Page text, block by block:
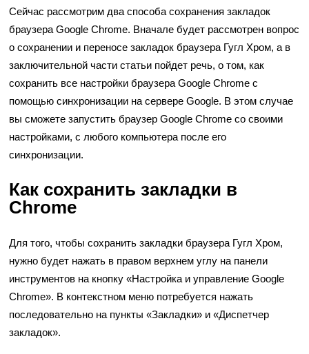
Сейчас рассмотрим два способа сохранения закладок
браузера Google Chrome. Вначале будет рассмотрен вопрос
о сохранении и переносе закладок браузера Гугл Хром, а в
заключительной части статьи пойдет речь, о том, как
сохранить все настройки браузера Google Chrome с
помощью синхронизации на сервере Google. В этом случае
вы сможете запустить браузер Google Chrome со своими
настройками, с любого компьютера после его
синхронизации.
Как сохранить закладки в
Chrome
Для того, чтобы сохранить закладки браузера Гугл Хром,
нужно будет нажать в правом верхнем углу на панели
инструментов на кнопку «Настройка и управление Google
Chrome». В контекстном меню потребуется нажать
последовательно на пункты «Закладки» и «Диспетчер
закладок».